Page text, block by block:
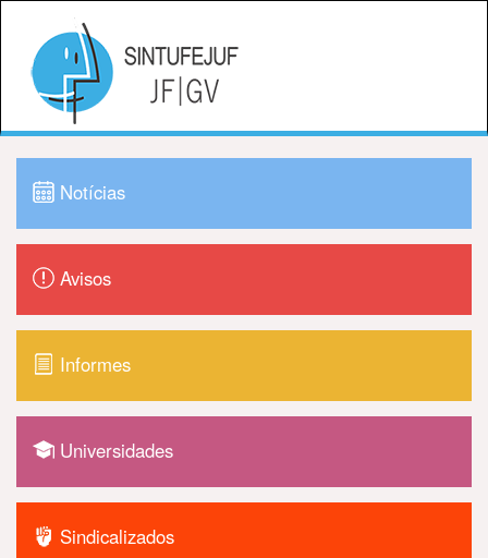
Notícias
Avisos
Informes
Universidades
Sindicalizados